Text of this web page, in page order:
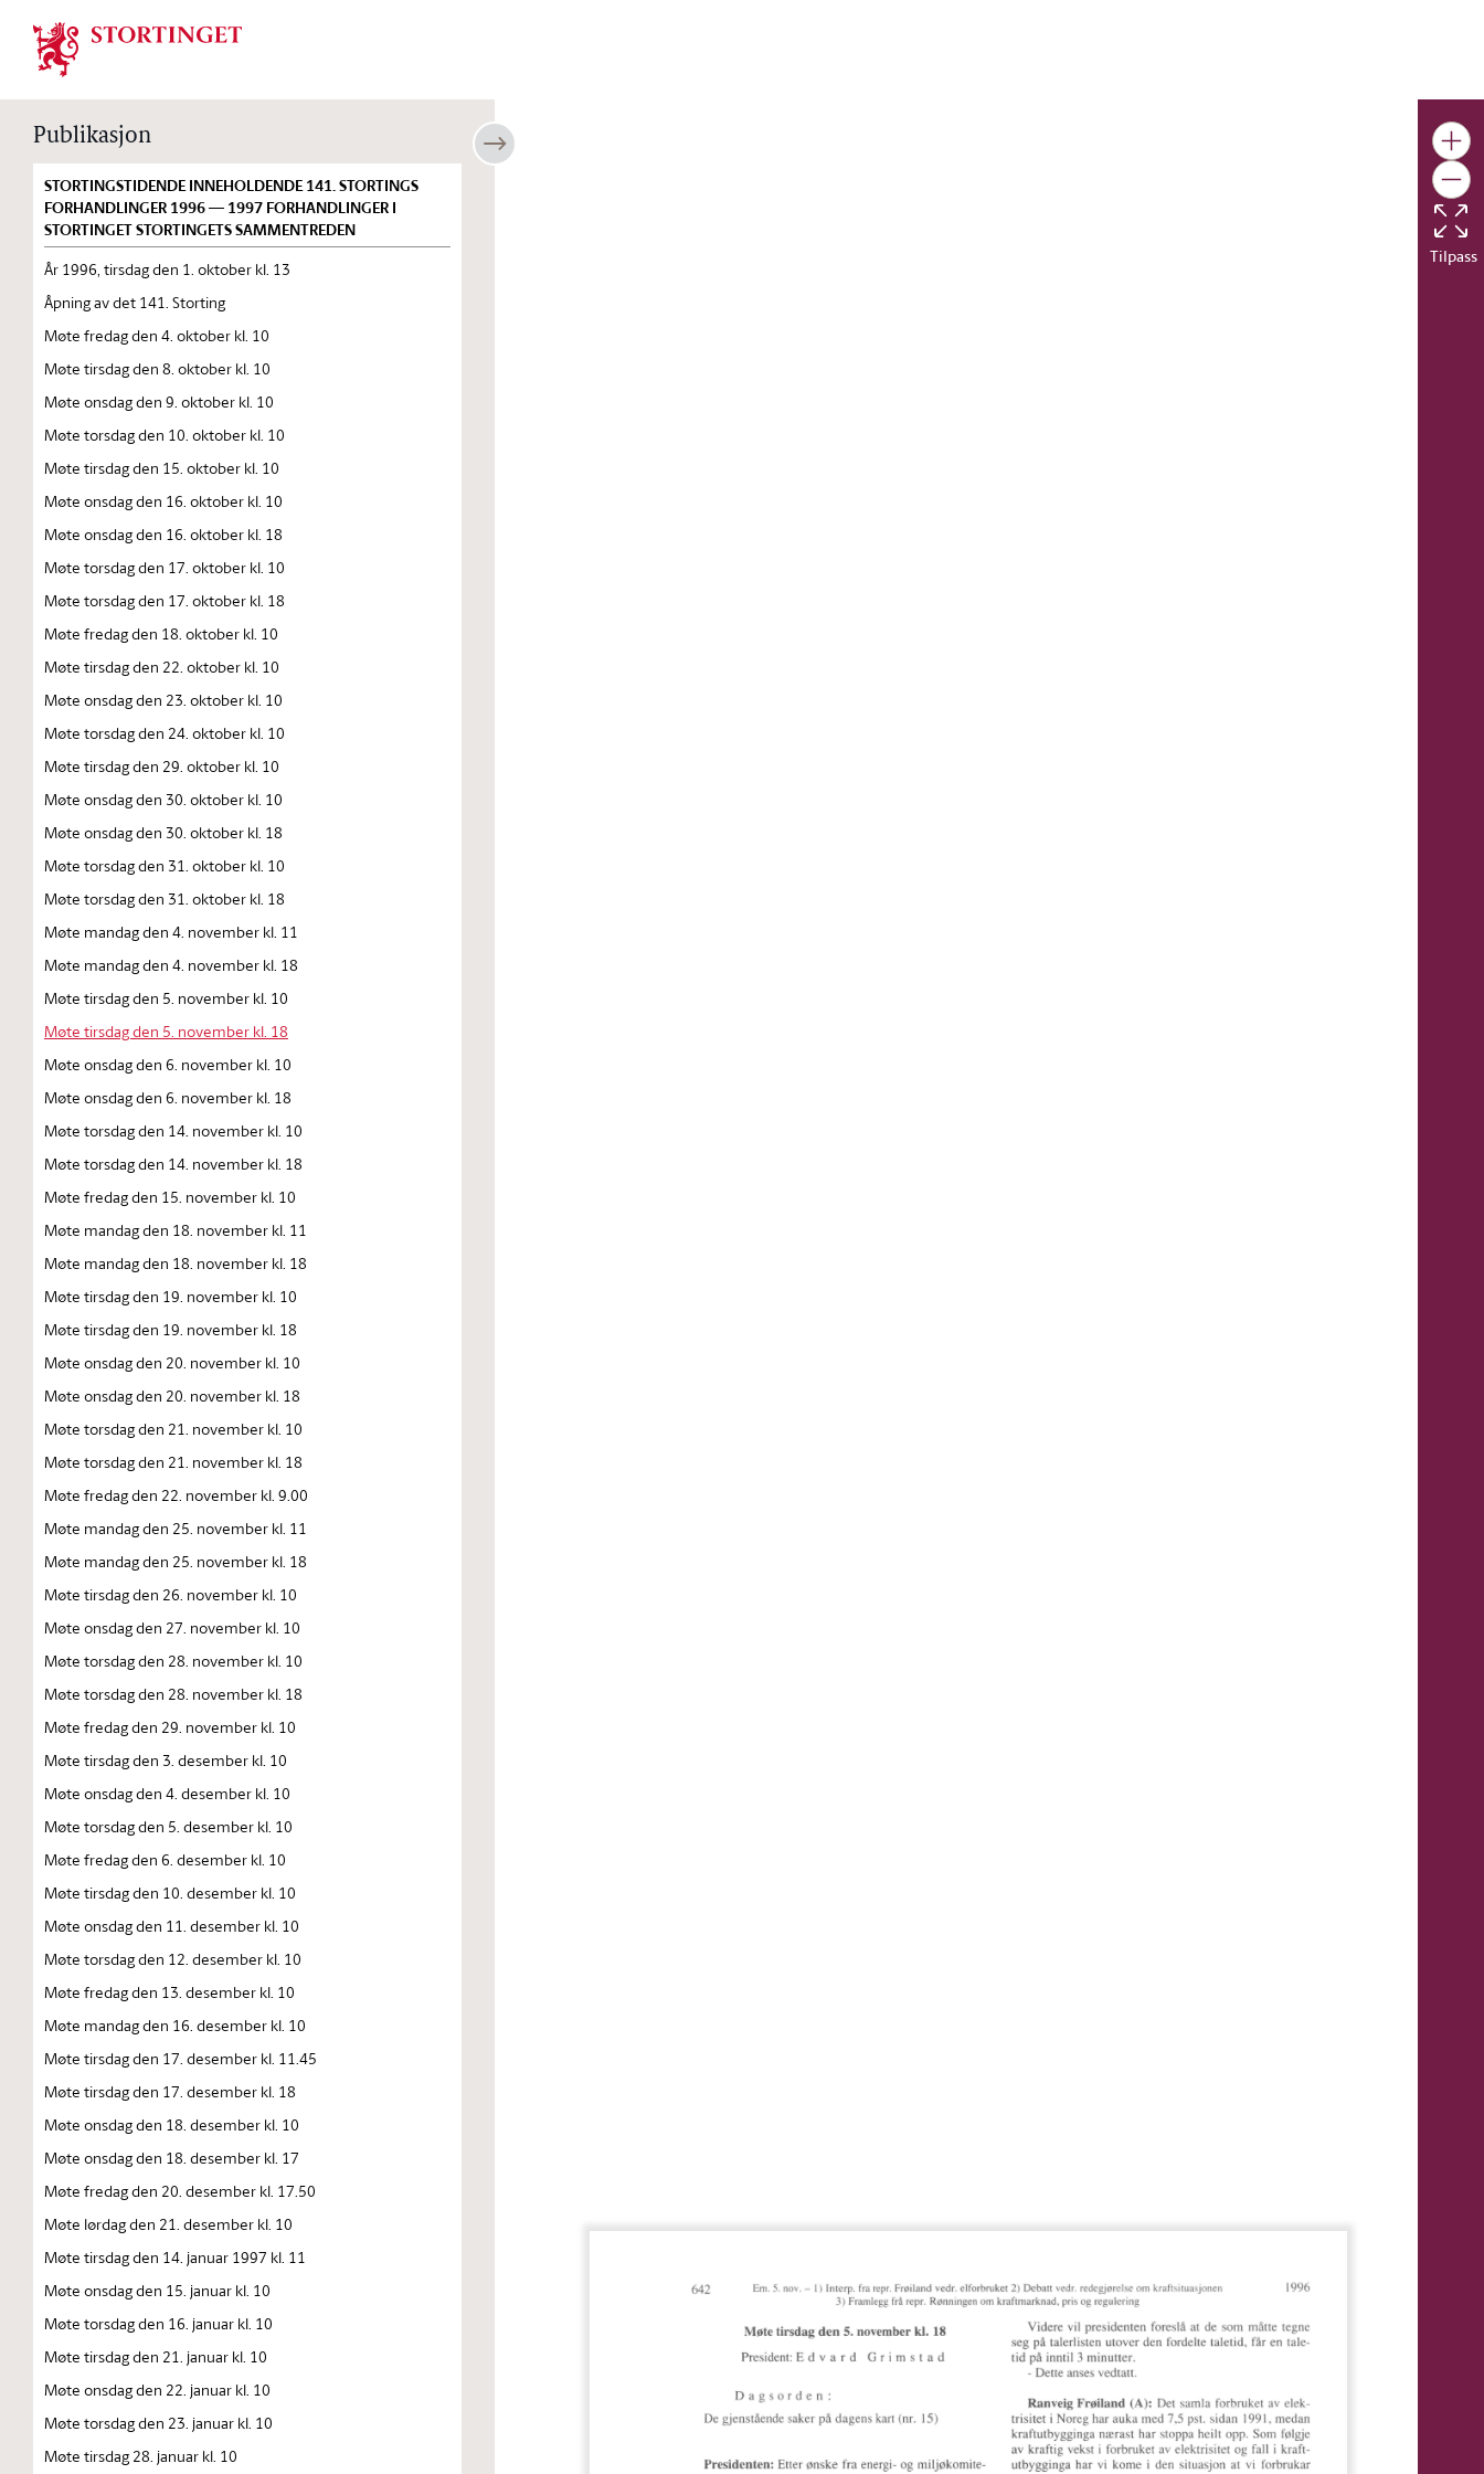
Stortinget.no
Publikasjon
STORTINGSTIDENDE INNEHOLDENDE 141. STORTINGS
FORHANDLINGER 1996 — 1997 FORHANDLINGER I
STORTINGET STORTINGETS SAMMENTREDEN
År 1996, tirsdag den 1. oktober kl. 13
Åpning av det 141. Storting
Møte fredag den 4. oktober kl. 10
Møte tirsdag den 8. oktober kl. 10
Møte onsdag den 9. oktober kl. 10
Møte torsdag den 10. oktober kl. 10
Møte tirsdag den 15. oktober kl. 10
Møte onsdag den 16. oktober kl. 10
Møte onsdag den 16. oktober kl. 18
Møte torsdag den 17. oktober kl. 10
Møte torsdag den 17. oktober kl. 18
Møte fredag den 18. oktober kl. 10
Møte tirsdag den 22. oktober kl. 10
Møte onsdag den 23. oktober kl. 10
Møte torsdag den 24. oktober kl. 10
Møte tirsdag den 29. oktober kl. 10
Møte onsdag den 30. oktober kl. 10
Møte onsdag den 30. oktober kl. 18
Møte torsdag den 31. oktober kl. 10
Møte torsdag den 31. oktober kl. 18
Møte mandag den 4. november kl. 11
Møte mandag den 4. november kl. 18
Møte tirsdag den 5. november kl. 10
Møte tirsdag den 5. november kl. 18
Møte onsdag den 6. november kl. 10
Møte onsdag den 6. november kl. 18
Møte torsdag den 14. november kl. 10
Møte torsdag den 14. november kl. 18
Møte fredag den 15. november kl. 10
Møte mandag den 18. november kl. 11
Møte mandag den 18. november kl. 18
Møte tirsdag den 19. november kl. 10
Møte tirsdag den 19. november kl. 18
Møte onsdag den 20. november kl. 10
Møte onsdag den 20. november kl. 18
Møte torsdag den 21. november kl. 10
Møte torsdag den 21. november kl. 18
Møte fredag den 22. november kl. 9.00
Møte mandag den 25. november kl. 11
Møte mandag den 25. november kl. 18
Møte tirsdag den 26. november kl. 10
Møte onsdag den 27. november kl. 10
Møte torsdag den 28. november kl. 10
Møte torsdag den 28. november kl. 18
Møte fredag den 29. november kl. 10
Møte tirsdag den 3. desember kl. 10
Møte onsdag den 4. desember kl. 10
Møte torsdag den 5. desember kl. 10
Møte fredag den 6. desember kl. 10
Møte tirsdag den 10. desember kl. 10
Møte onsdag den 11. desember kl. 10
Møte torsdag den 12. desember kl. 10
Møte fredag den 13. desember kl. 10
Møte mandag den 16. desember kl. 10
Møte tirsdag den 17. desember kl. 11.45
Møte tirsdag den 17. desember kl. 18
Møte onsdag den 18. desember kl. 10
Møte onsdag den 18. desember kl. 17
Møte fredag den 20. desember kl. 17.50
Møte lørdag den 21. desember kl. 10
Møte tirsdag den 14. januar 1997 kl. 11
Møte onsdag den 15. januar kl. 10
Møte torsdag den 16. januar kl. 10
Møte tirsdag den 21. januar kl. 10
Møte onsdag den 22. januar kl. 10
Møte torsdag den 23. januar kl. 10
Møte tirsdag 28. januar kl. 10